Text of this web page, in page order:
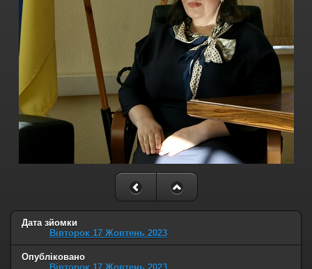
Дата зйомки
Вівторок 17 Жовтень 2023
Опубліковано